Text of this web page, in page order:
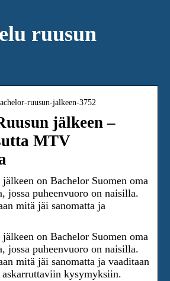
ruusun
ruusun-jalkeen-3752
jälkeen –
MTV
on Bachelor Suomen oma
jossa puheenvuoro on naisilla.
mitä jäi sanomatta ja
on Bachelor Suomen oma
jossa puheenvuoro on naisilla.
mitä jäi sanomatta ja vaaditaan
kysymyksiin.